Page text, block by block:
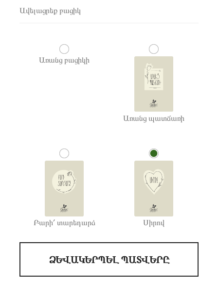
Ավելացրեք բացիկ
Առանց բացիկի
Առանց պատճառի
Բարի՛ տարեդարձ Սիրով
ՁԵՎԱԿԵՐՊԵԼ ՊԱՏՎԵՐԸ